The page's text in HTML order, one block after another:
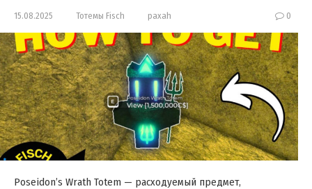
15.08.2025 Тотемы Fisch paxah 0
Poseidon’s Wrath Totem — расходуемый предмет,